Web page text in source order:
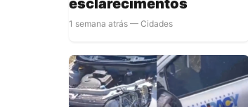
esclarecimentos
1 semana atrás — Cidades